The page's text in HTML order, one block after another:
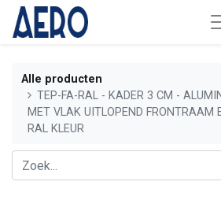
Alle producten
TEP-FA-RAL - KADER 3 CM -
MET VLAK UITLOPEND FRONTRAAM
RAL KLEUR